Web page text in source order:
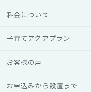
料金について
子育てアクアプラン
お客様の声
お申込みから設置まで
まずはお